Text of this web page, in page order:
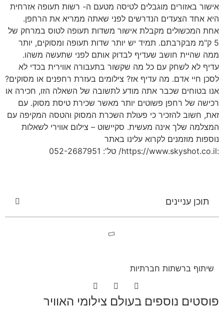
אישור באזורים מוגבלים לטיסה מטעם ה- רשות תעופה אזרחית
היא אחד הצעדים הנדרשים לפני שאתה ממריא את הרחפן.
אחת המכשולים מקבלת אישור משדות תעופה לטוס במרחק של
5 ק"מ מבקרבתם. תמיד יש יותר שדות תעופה ומסוקים, יותר
ממה שהיית חושב שעדיף לבדוק אותם לפני שתעשה משהו.
עדיף לא לשחק עם כל מה שקשור בתעבורה אווירית בכדי לא
לסכן חיי אדם. מה עדיף אז? צילומים בעזרת רחפנים או מסוקים?
אנו בטוחים שכבר אתה מודע לתשובה של השאלה הזו, חכירה או
רכישה של רחפן פשוטים יותר מאשר שכירת טיסת מסוק. עם
זאת, חשוב להזכיר כי פעולת השכרת המסוק והטסה המקיפה עם
המצלמה שלך אינה מעשית. סקיישוט – צילום אווירי לשאלות
נוספות מוזמנים לקרוא עלינו באתר
:https://www.skyshot.co.il/ טל': 052-2687951
תוכן עניינים
שיתוף ברשתות חברתיות
פוסטים נוספים בעולם צילומי האוויר